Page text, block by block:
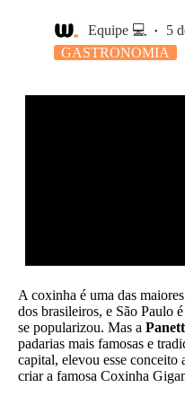
Equipe 💻
5
GASTRONOMIA
A coxinha é uma das
dos brasileiros, e São Paulo
se popularizou. Mas a
padarias mais famosas e
capital, elevou esse
criar a famosa Coxinha